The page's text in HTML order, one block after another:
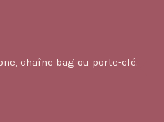
chaîne bag ou porte-clé.